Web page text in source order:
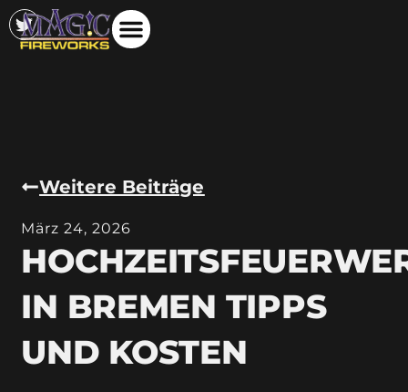
Weitere Beiträge
März 24, 2026
IN BREMEN TIPPS
UND KOSTEN